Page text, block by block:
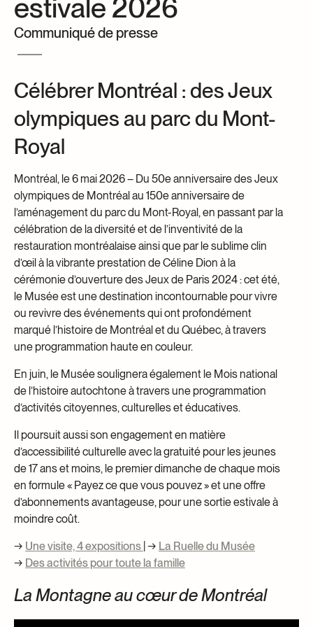
Centre d’archives et de documentation
Jeune McCord philanthrope
estivale 2026
Communiqué de presse
Célébrer Montréal : des Jeux
olympiques au parc du Mont-
Royal
Montréal, le 6 mai 2026 – Du 50e anniversaire des Jeux
olympiques de Montréal au 150e anniversaire de
l’aménagement du parc du Mont-Royal, en passant par la
célébration de la diversité et de l’inventivité de la
restauration montréalaise ainsi que par le sublime clin
d’œil à la vibrante prestation de Céline Dion à la
cérémonie d’ouverture des Jeux de Paris 2024 : cet été,
le Musée est une destination incontournable pour vivre
ou revivre des événements qui ont profondément
marqué l’histoire de Montréal et du Québec, à travers
une programmation haute en couleur.
En juin, le Musée soulignera également le Mois national
de l’histoire autochtone à travers une programmation
d’activités citoyennes, culturelles et éducatives.
Il poursuit aussi son engagement en matière
d’accessibilité culturelle avec la gratuité pour les jeunes
de 17 ans et moins, le premier dimanche de chaque mois
en formule « Payez ce que vous pouvez » et une offre
d’abonnements avantageuse, pour une sortie estivale à
moindre coût.
→ Une visite, 4 expositions | → La Ruelle du Musée
→ Des activités pour toute la famille
La Montagne au cœur de Montréal